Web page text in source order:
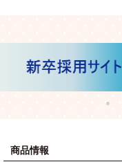
商品情報